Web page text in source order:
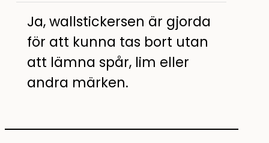
Ja, wallstickersen är gjorda
för att kunna tas bort utan
att lämna spår, lim eller
andra märken.